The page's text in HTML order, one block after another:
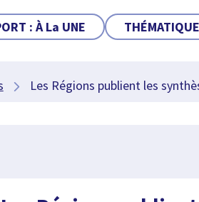
: À La UNE
Les Régions publient les